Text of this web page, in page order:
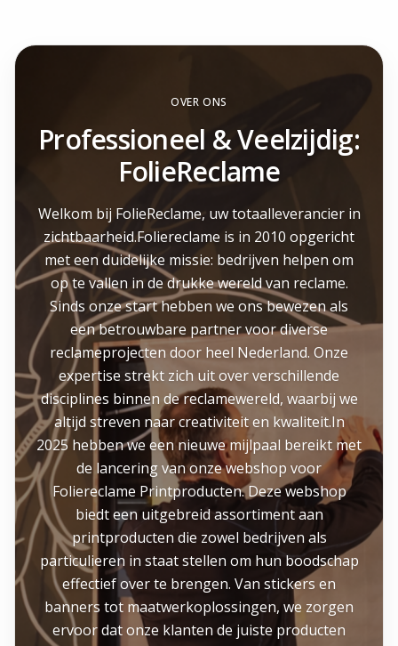
OVER ONS
Professioneel & Veelzijdig:
FolieReclame
Welkom bij FolieReclame, uw totaalleverancier in
zichtbaarheid.Foliereclame is in 2010 opgericht
met een duidelijke missie: bedrijven helpen om
op te vallen in de drukke wereld van reclame.
Sinds onze start hebben we ons bewezen als
een betrouwbare partner voor diverse
reclameprojecten door heel Nederland. Onze
expertise strekt zich uit over verschillende
disciplines binnen de reclamewereld, waarbij we
altijd streven naar creativiteit en kwaliteit.In
2025 hebben we een nieuwe mijlpaal bereikt met
de lancering van onze webshop voor
Foliereclame Printproducten. Deze webshop
biedt een uitgebreid assortiment aan
printproducten die zowel bedrijven als
particulieren in staat stellen om hun boodschap
effectief over te brengen. Van stickers en
banners tot maatwerkoplossingen, we zorgen
ervoor dat onze klanten de juiste producten